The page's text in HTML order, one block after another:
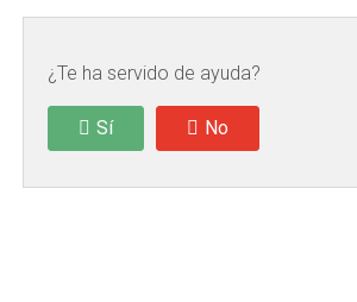
¿Te ha servido de ayuda?
Sí No